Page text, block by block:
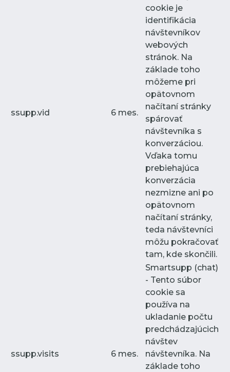
ssupp.vid 6 mes.
cookie je
identifikácia
návštevníkov
webových
stránok. Na
základe toho
môžeme pri
opätovnom
načítaní stránky
spárovať
návštevníka s
konverzáciou.
Vďaka tomu
prebiehajúca
konverzácia
nezmizne ani po
opätovnom
načítaní stránky,
teda návštevníci
môžu pokračovať
tam, kde skončili.
ssupp.visits 6 mes.
Smartsupp (chat)
- Tento súbor
cookie sa
používa na
ukladanie počtu
predchádzajúcich
návštev
návštevníka. Na
základe toho